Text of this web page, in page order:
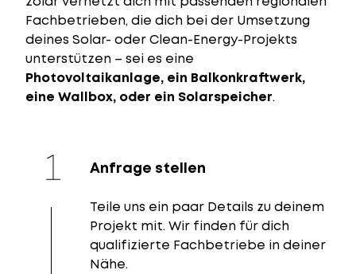
Fachbetrieben, die dich bei der Umsetzung
deines Solar- oder Clean-Energy-Projekts
unterstützen – sei es eine
Photovoltaikanlage, ein Balkonkraftwerk,
eine Wallbox, oder ein Solarspeicher.
Anfrage stellen
Teile uns ein paar Details zu deinem
Projekt mit. Wir finden für dich
qualifizierte Fachbetriebe in deiner
Nähe.